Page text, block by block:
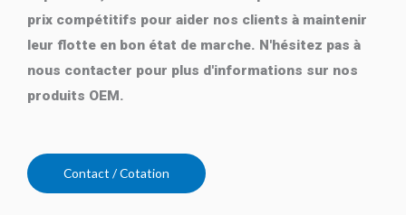
prix compétitifs pour aider nos clients à maintenir
leur flotte en bon état de marche. N'hésitez pas à
nous contacter pour plus d'informations sur nos
produits OEM.
Contact / Cotation